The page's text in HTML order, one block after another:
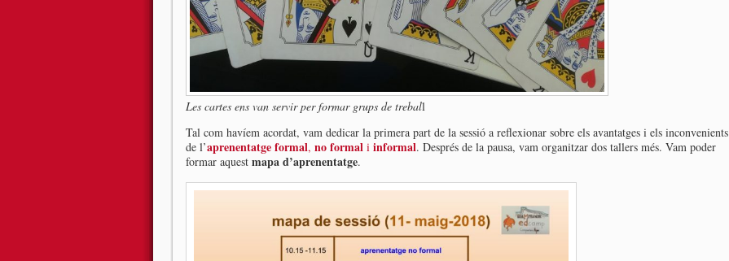
Les cartes ens van servir per formar grups de treball
Tal com havíem acordat, vam dedicar la primera part de la sessió a reflexionar sobre els avantatges i els inconvenients
de l’aprenentatge formal, no formal i informal. Després de la pausa, vam organitzar dos tallers més. Vam poder
formar aquest mapa d’aprenentatge.